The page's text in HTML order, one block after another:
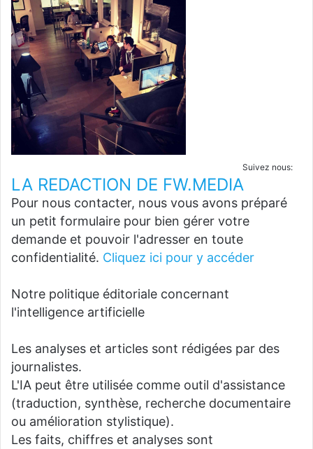
Suivez nous:
LA REDACTION DE FW.MEDIA
Pour nous contacter, nous vous avons préparé
un petit formulaire pour bien gérer votre
demande et pouvoir l'adresser en toute
confidentialité. Cliquez ici pour y accéder
Notre politique éditoriale concernant
l'intelligence artificielle
Les analyses et articles sont rédigées par des
journalistes.
L'IA peut être utilisée comme outil d'assistance
(traduction, synthèse, recherche documentaire
ou amélioration stylistique).
Les faits, chiffres et analyses sont